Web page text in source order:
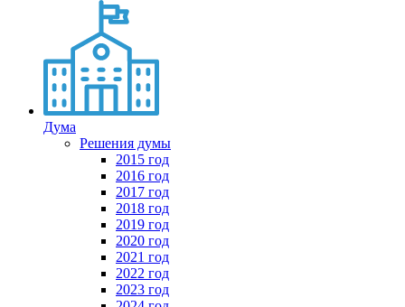
Дума
Решения думы
2015 год
2016 год
2017 год
2018 год
2019 год
2020 год
2021 год
2022 год
2023 год